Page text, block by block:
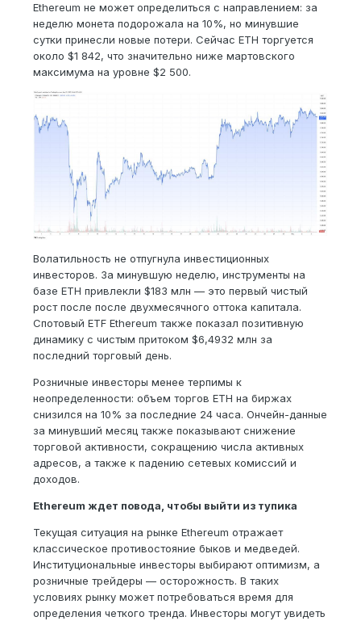
Ethereum не может определиться с направлением: за
неделю монета подорожала на 10%, но минувшие
сутки принесли новые потери. Сейчас ETH торгуется
около $1 842, что значительно ниже мартовского
максимума на уровне $2 500.
Волатильность не отпугнула инвестиционных
инвесторов. За минувшую неделю, инструменты на
базе ETH привлекли $183 млн — это первый чистый
рост после после двухмесячного оттока капитала.
Спотовый ETF Ethereum также показал позитивную
динамику с чистым притоком $6,4932 млн за
последний торговый день.
Розничные инвесторы менее терпимы к
неопределенности: объем торгов ETH на биржах
снизился на 10% за последние 24 часа. Ончейн-данные
за минувший месяц также показывают снижение
торговой активности, сокращению числа активных
адресов, а также к падению сетевых комиссий и
доходов.
Ethereum ждет повода, чтобы выйти из тупика
Текущая ситуация на рынке Ethereum отражает
классическое противостояние быков и медведей.
Институциональные инвесторы выбирают оптимизм, а
розничные трейдеры — осторожность. В таких
условиях рынку может потребоваться время для
определения четкого тренда. Инвесторы могут увидеть